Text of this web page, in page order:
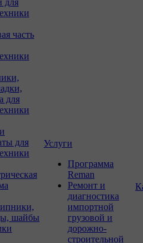
для
часть
для
для
шайбы
Услуги
Программа
Reman
Ремонт и
диагностика
импортной
грузовой и
дорожно-
строительной